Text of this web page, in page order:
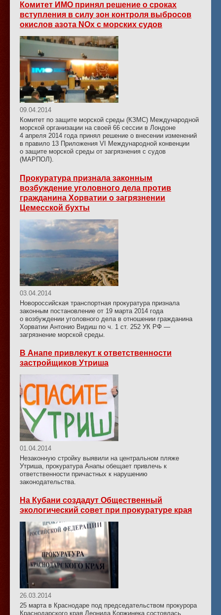
Комитет ИМО принял решение о сроках
вступления в силу зон контроля выбросов
окислов азота NOx с морских судов
09.04.2014
Комитет по защите морской среды (КЗМС) Международной
морской организации на своей 66 сессии в Лондоне
4 апреля 2014 года принял решение о внесении изменений
в правило 13 Приложения VI Международной конвенции
о защите морской среды от загрязнения с судов
(МАРПОЛ).
Прокуратура признала законным
возбуждение уголовного дела против
гражданина Хорватии о загрязнении
Цемесской бухты
03.04.2014
Новороссийская транспортная прокуратура признала
законным постановление от 19 марта 2014 года
о возбуждении уголовного дела в отношении гражданина
Хорватии Антонио Видиш по ч. 1 ст. 252 УК РФ —
загрязнение морской среды.
В Анапе привлекут к ответственности
застройщиков Утриша
01.04.2014
Незаконную стройку выявили на центральном пляже
Утриша, прокуратура Анапы обещает привлечь к
ответственности причастных к нарушению
законодательства.
На Кубани создадут Общественный
экологический совет при прокуратуре края
26.03.2014
25 марта в Краснодаре под председательством прокурора
Краснодарского края Леонида Коржинека состоялась